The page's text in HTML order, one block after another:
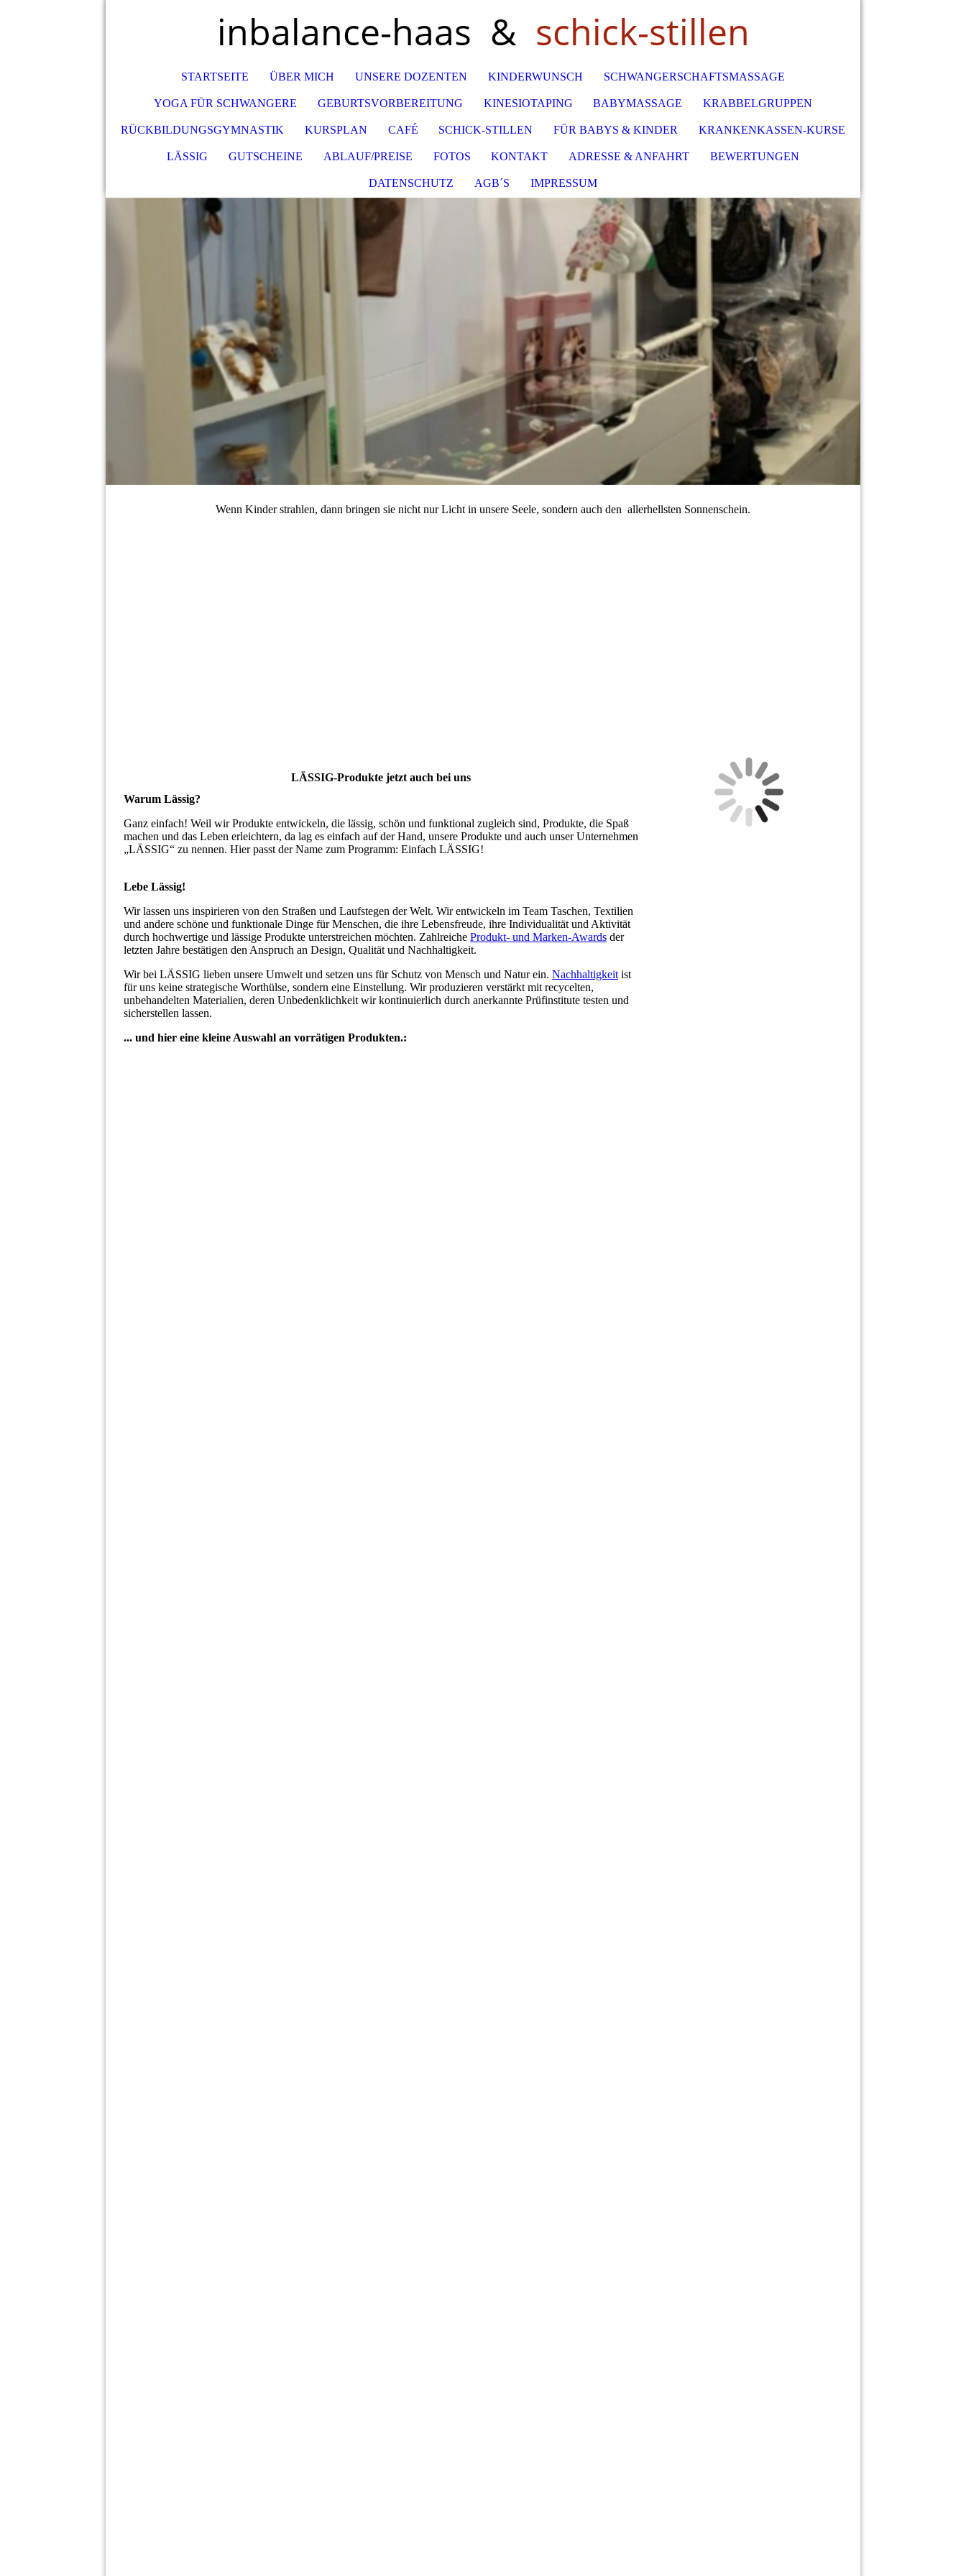
inbalance-haas & schick-stillen
STARTSEITE ÜBER MICH UNSERE DOZENTEN KINDERWUNSCH SCHWANGERSCHAFTSMASSAGE
YOGA FÜR SCHWANGERE GEBURTSVORBEREITUNG KINESIOTAPING BABYMASSAGE KRABBELGRUPPEN
RÜCKBILDUNGSGYMNASTIK KURSPLAN CAFÉ SCHICK-STILLEN FÜR BABYS & KINDER KRANKENKASSEN-KURSE
LÄSSIG GUTSCHEINE ABLAUF/PREISE FOTOS KONTAKT ADRESSE & ANFAHRT BEWERTUNGEN
DATENSCHUTZ AGB´S IMPRESSUM
Wenn Kinder strahlen, dann bringen sie nicht nur Licht in unsere Seele, sondern auch den allerhellsten Sonnenschein.
LÄSSIG-Produkte jetzt auch bei uns
Warum Lässig?
Ganz einfach! Weil wir Produkte entwickeln, die lässig, schön und funktional zugleich sind, Produkte, die Spaß
machen und das Leben erleichtern, da lag es einfach auf der Hand, unsere Produkte und auch unser Unternehmen
„LÄSSIG“ zu nennen. Hier passt der Name zum Programm: Einfach LÄSSIG!
Lebe Lässig!
Wir lassen uns inspirieren von den Straßen und Laufstegen der Welt. Wir entwickeln im Team Taschen, Textilien
und andere schöne und funktionale Dinge für Menschen, die ihre Lebensfreude, ihre Individualität und Aktivität
durch hochwertige und lässige Produkte unterstreichen möchten. Zahlreiche Produkt- und Marken-Awards der
letzten Jahre bestätigen den Anspruch an Design, Qualität und Nachhaltigkeit.
Wir bei LÄSSIG lieben unsere Umwelt und setzen uns für Schutz von Mensch und Natur ein. Nachhaltigkeit ist
für uns keine strategische Worthülse, sondern eine Einstellung. Wir produzieren verstärkt mit recycelten,
unbehandelten Materialien, deren Unbedenklichkeit wir kontinuierlich durch anerkannte Prüfinstitute testen und
sicherstellen lassen.
... und hier eine kleine Auswahl an vorrätigen Produkten.: